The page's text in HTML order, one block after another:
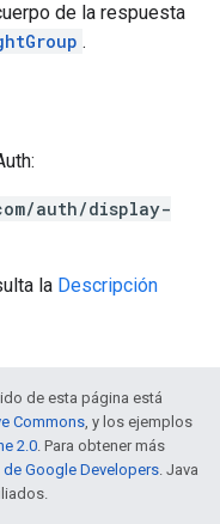
de la respuesta
.
auth/display-
la Descripción
de esta página está
Commons, y los ejemplos
2.0. Para obtener más
Google Developers. Java